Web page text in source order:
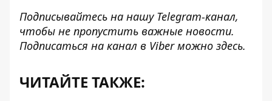
Подписывайтесь на нашу Telegram-канал,
чтобы не пропустить важные новости.
Подписаться на канал в Viber можно здесь.
ЧИТАЙТЕ ТАКЖЕ: